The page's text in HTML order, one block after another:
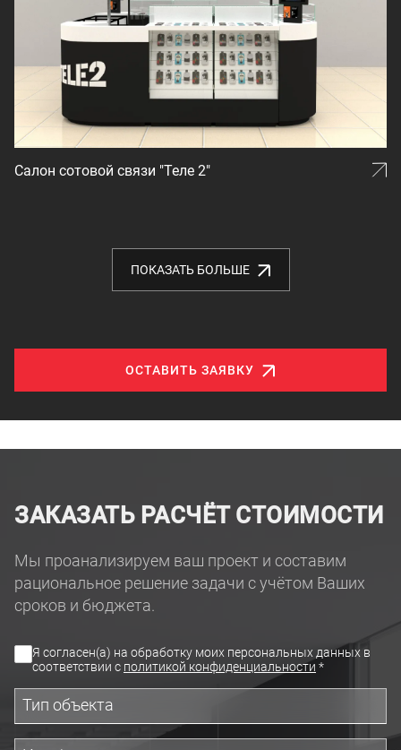
Салон сотовой связи "Теле 2"
ПОКАЗАТЬ БОЛЬШЕ
ОСТАВИТЬ ЗАЯВКУ
ЗАКАЗАТЬ РАСЧЁТ СТОИМОСТИ
Мы проанализируем ваш проект и составим
рациональное решение задачи с учётом Ваших
сроков и бюджета.
Я согласен(а) на обработку моих персональных данных в
соответствии с политикой конфиденциальности *